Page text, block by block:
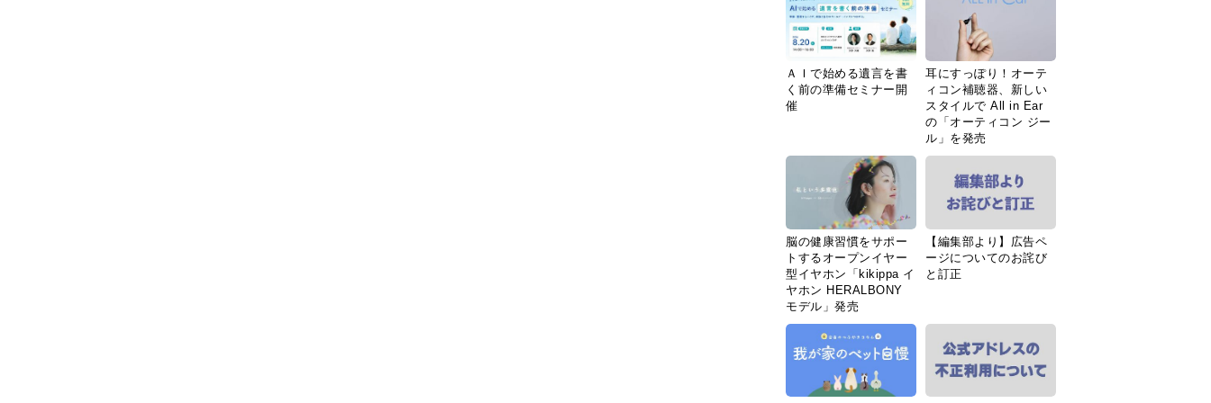
ＡＩで始める遺言を書
く前の準備セミナー開
催
耳にすっぽり！オーテ
ィコン補聴器、新しい
スタイルで All in Ear
の「オーティコン ジー
ル」を発売
脳の健康習慣をサポー
トするオープンイヤー
型イヤホン「kikippa イ
ヤホン HERALBONY
モデル」発売
【編集部より】広告ペ
ージについてのお詫び
と訂正